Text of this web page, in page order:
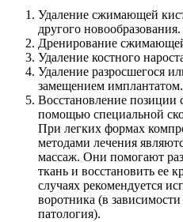
Удаление сжимающей
другого новообразования.
Дренирование
Удаление костного
Удаление разросшегося
замещением имплантатом.
Восстановление
помощью специальной
При легких формах
методами лечения
массаж. Они помогают
ткань и восстановить ее
случаях рекомендуется
воротника (в зависимости
патология).